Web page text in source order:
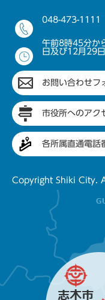
048-473-1111
午前8時45分か
日及び12月29
お問い合わせフ
市役所へのアク
各所属直通電話
Copyright Shiki City.